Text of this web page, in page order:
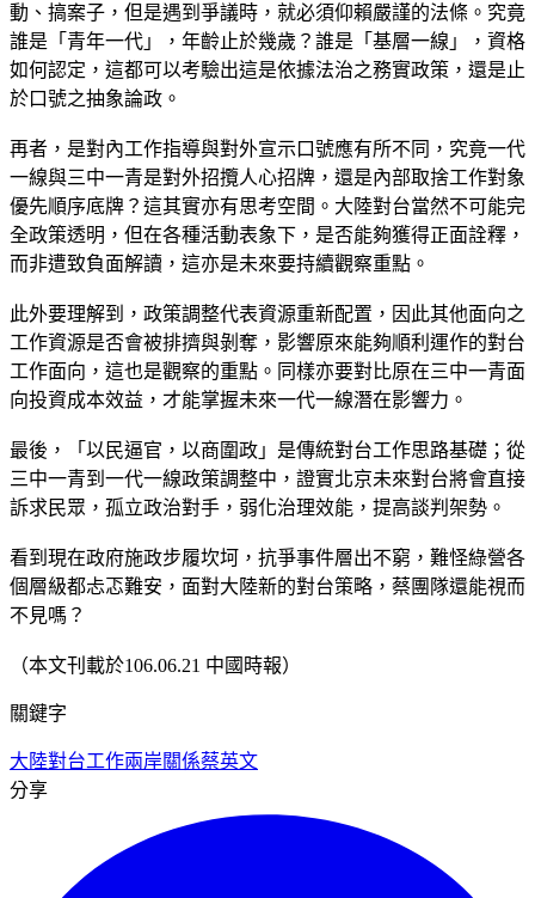
動、搞案子，但是遇到爭議時，就必須仰賴嚴謹的法條。究竟
誰是「青年一代」，年齡止於幾歲？誰是「基層一線」，資格
如何認定，這都可以考驗出這是依據法治之務實政策，還是止
於口號之抽象論政。
再者，是對內工作指導與對外宣示口號應有所不同，究竟一代
一線與三中一青是對外招攬人心招牌，還是內部取捨工作對象
優先順序底牌？這其實亦有思考空間。大陸對台當然不可能完
全政策透明，但在各種活動表象下，是否能夠獲得正面詮釋，
而非遭致負面解讀，這亦是未來要持續觀察重點。
此外要理解到，政策調整代表資源重新配置，因此其他面向之
工作資源是否會被排擠與剝奪，影響原來能夠順利運作的對台
工作面向，這也是觀察的重點。同樣亦要對比原在三中一青面
向投資成本效益，才能掌握未來一代一線潛在影響力。
最後，「以民逼官，以商圍政」是傳統對台工作思路基礎；從
三中一青到一代一線政策調整中，證實北京未來對台將會直接
訴求民眾，孤立政治對手，弱化治理效能，提高談判架勢。
看到現在政府施政步履坎坷，抗爭事件層出不窮，難怪綠營各
個層級都忐忑難安，面對大陸新的對台策略，蔡團隊還能視而
不見嗎？
（本文刊載於106.06.21 中國時報）
關鍵字
大陸對台工作兩岸關係蔡英文
分享